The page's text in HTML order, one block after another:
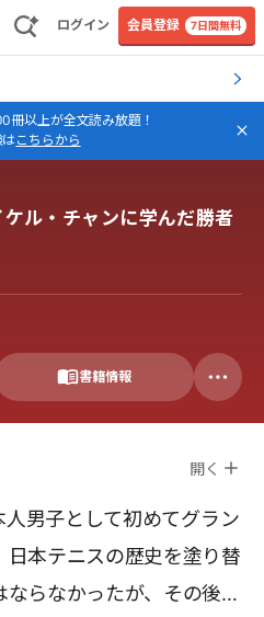
ログイン 会員登録 7日間無料
冊以上が全文読み放題！
こちらから
ル・チャンに学んだ勝者
書籍情報
開く
男子として初めてグラン
日本テニスの歴史を塗り替
らなかったが、その後の